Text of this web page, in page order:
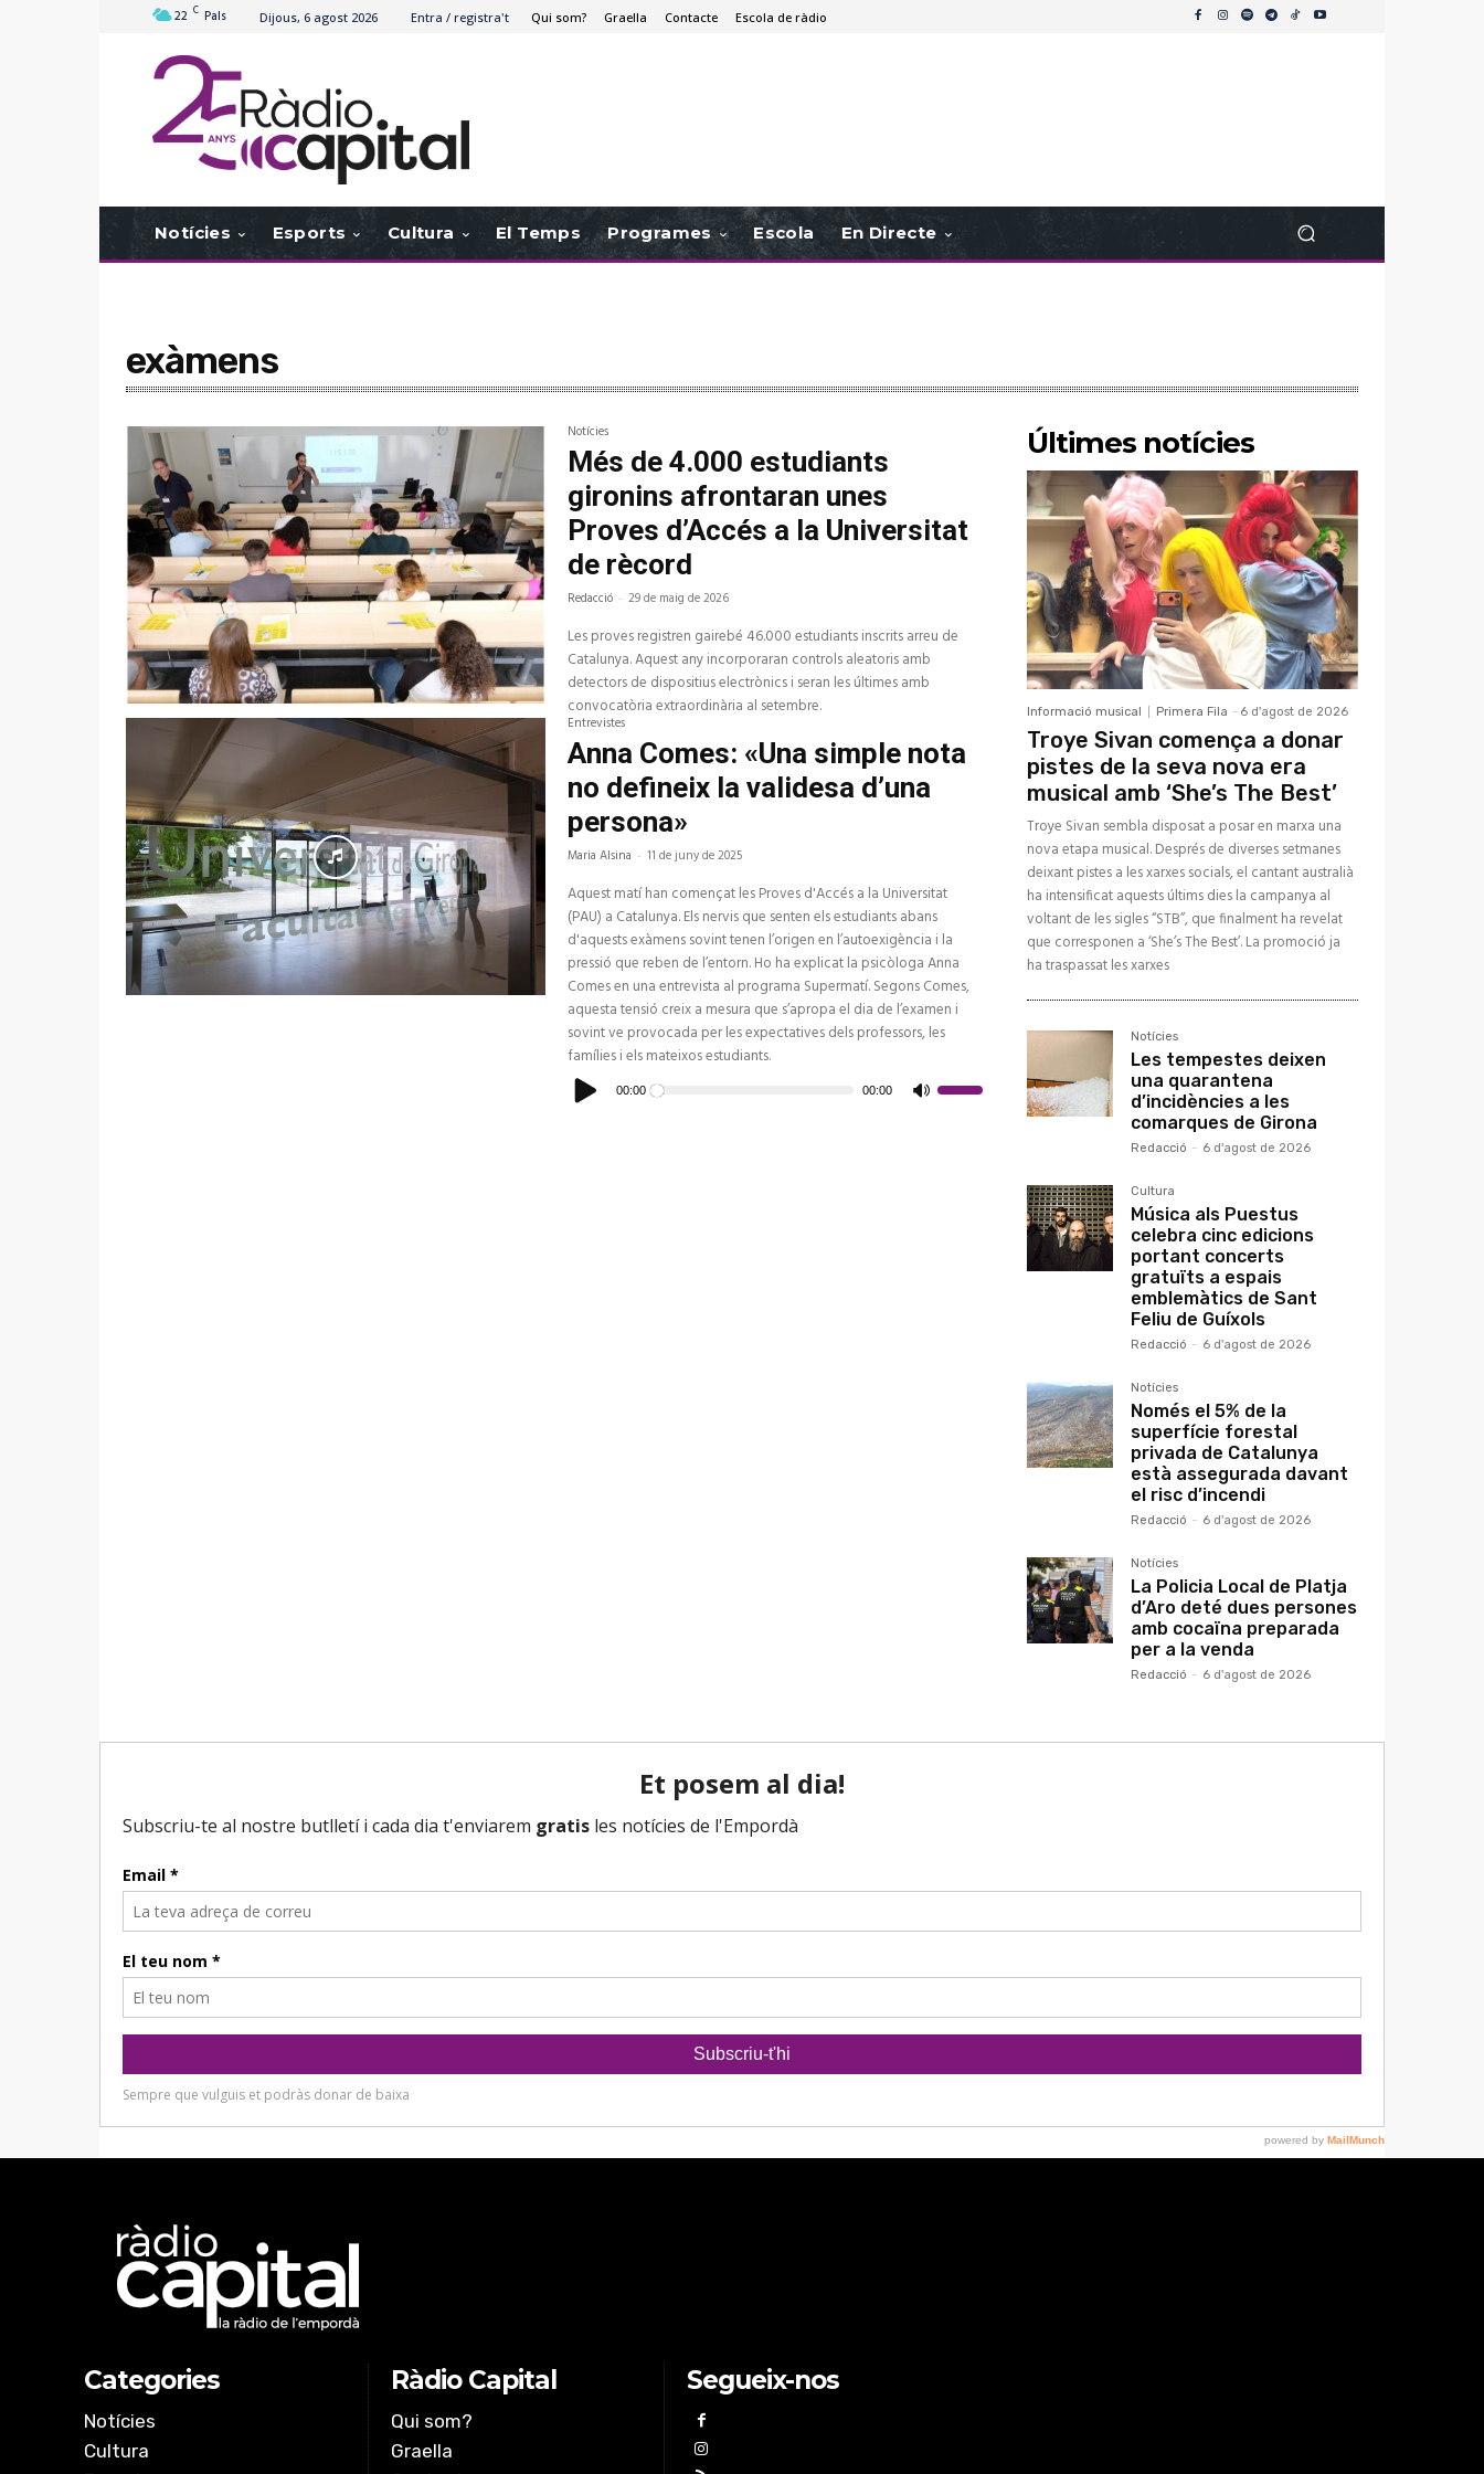
22 C Pals Dijous, 6 agost 2026 Entra / registra't Qui som? Graella Contacte Escola de ràdio
Notícies Esports Cultura El Temps Programes Escola En Directe
exàmens
Notícies
Més de 4.000 estudiants
gironins afrontaran unes
Proves d’Accés a la Universitat
de rècord
Redacció - 29 de maig de 2026
Les proves registren gairebé 46.000 estudiants inscrits arreu de
Catalunya. Aquest any incorporaran controls aleatoris amb
detectors de dispositius electrònics i seran les últimes amb
convocatòria extraordinària al setembre.
Entrevistes
Anna Comes: «Una simple nota
no defineix la validesa d’una
persona»
Maria Alsina - 11 de juny de 2025
Aquest matí han començat les Proves d'Accés a la Universitat
(PAU) a Catalunya. Els nervis que senten els estudiants abans
d'aquests exàmens sovint tenen l’origen en l’autoexigència i la
pressió que reben de l’entorn. Ho ha explicat la psicòloga Anna
Comes en una entrevista al programa Supermatí. Segons Comes,
aquesta tensió creix a mesura que s’apropa el dia de l’examen i
sovint ve provocada per les expectatives dels professors, les
famílies i els mateixos estudiants.
Reproductor
d'àudio00:00 00:00
Feu
Últimes notícies
Informació musical Primera Fila - 6 d'agost de 2026
Troye Sivan comença a donar
pistes de la seva nova era
musical amb ‘She’s The Best’
Troye Sivan sembla disposat a posar en marxa una
nova etapa musical. Després de diverses setmanes
deixant pistes a les xarxes socials, el cantant australià
ha intensificat aquests últims dies la campanya al
voltant de les sigles “STB”, que finalment ha revelat
que corresponen a ‘She’s The Best’. La promoció ja
ha traspassat les xarxes
Notícies
Les tempestes deixen
una quarantena
d’incidències a les
comarques de Girona
Redacció - 6 d'agost de 2026
Cultura
Música als Puestus
celebra cinc edicions
portant concerts
gratuïts a espais
emblemàtics de Sant
Feliu de Guíxols
Redacció - 6 d'agost de 2026
Notícies
Només el 5% de la
superfície forestal
privada de Catalunya
està assegurada davant
el risc d’incendi
Redacció - 6 d'agost de 2026
Notícies
La Policia Local de Platja
d’Aro deté dues persones
amb cocaïna preparada
per a la venda
Redacció - 6 d'agost de 2026
Categories
Notícies
Cultura
Ràdio Capital
Qui som?
Graella
Segueix-nos